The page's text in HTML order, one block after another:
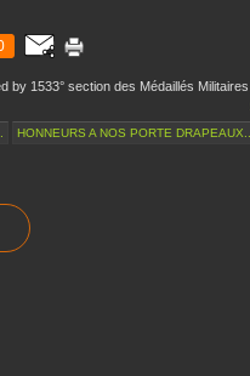
by 1533° section des Médaillés
HONNEURS A NOS PORTE